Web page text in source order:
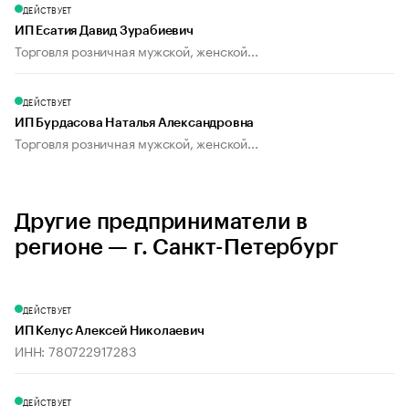
ДЕЙСТВУЕТ
ИП Есатия Давид Зурабиевич
Торговля розничная мужской, женской...
ДЕЙСТВУЕТ
ИП Бурдасова Наталья Александровна
Торговля розничная мужской, женской...
Другие предприниматели в
регионе — г. Санкт-Петербург
ДЕЙСТВУЕТ
ИП Келус Алексей Николаевич
ИНН: 780722917283
ДЕЙСТВУЕТ